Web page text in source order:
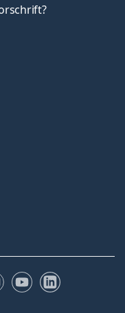
Instagram
YouTubeLinkedIn